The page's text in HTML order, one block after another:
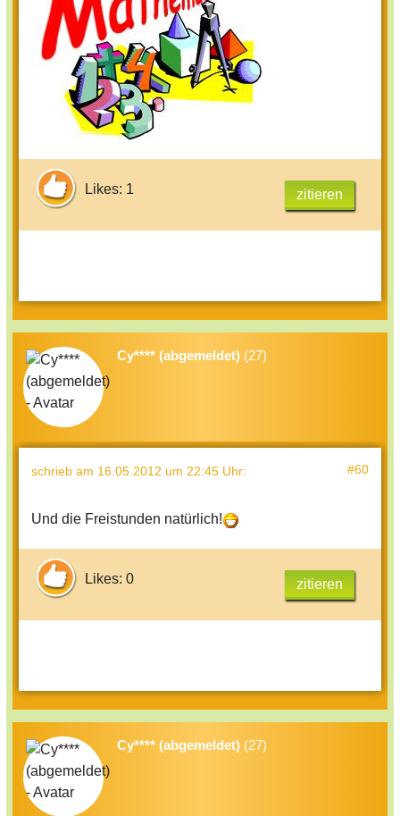
Likes: 1 zitieren
Cy**** (abgemeldet) (27)
schrieb am 16.05.2012 um 22:45 Uhr: #60
Und die Freistunden natürlich!
Likes: 0 zitieren
Cy**** (abgemeldet) (27)